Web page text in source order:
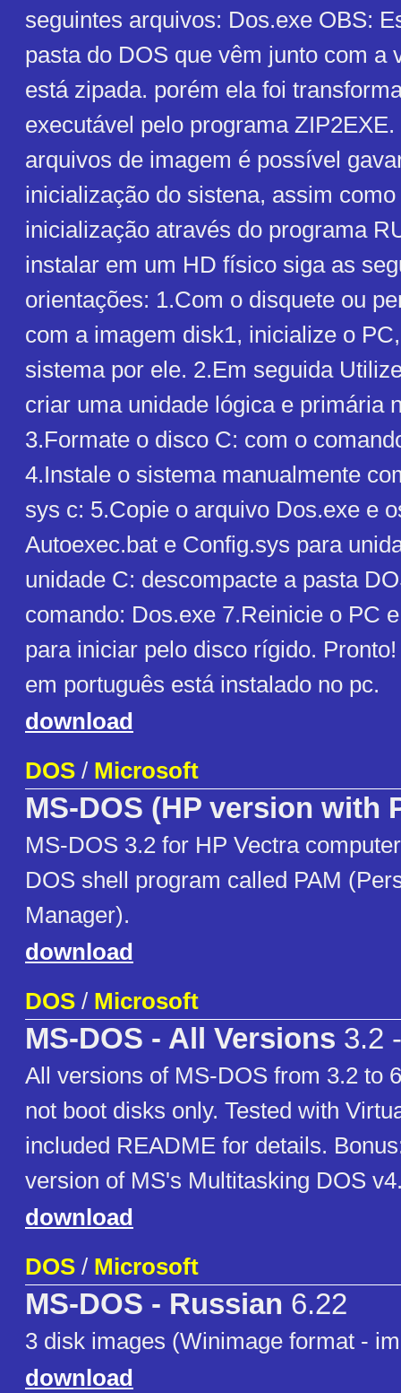
seguintes arquivos: Dos.exe OBS:
pasta do DOS que vêm junto com a
está zipada. porém ela foi
executável pelo programa
arquivos de imagem é possível
inicialização do sistena, assim
inicialização através do programa
instalar em um HD físico siga as
orientações: 1.Com o disquete ou
com a imagem disk1, inicialize o
sistema por ele. 2.Em seguida
criar uma unidade lógica e primária
3.Formate o disco C: com o
4.Instale o sistema manualmente
sys c: 5.Copie o arquivo Dos.exe e
Autoexec.bat e Config.sys para
unidade C: descompacte a pasta
comando: Dos.exe 7.Reinicie o PC
para iniciar pelo disco rígido.
em português está instalado no pc.
download
DOS / Microsoft
MS-DOS (HP version with
MS-DOS 3.2 for HP Vectra
DOS shell program called PAM
Manager).
download
DOS / Microsoft
MS-DOS - All Versions 3.2
All versions of MS-DOS from 3.2 to
not boot disks only. Tested with
included README for details.
version of MS's Multitasking DOS
download
DOS / Microsoft
MS-DOS - Russian 6.22
3 disk images (Winimage format -
download